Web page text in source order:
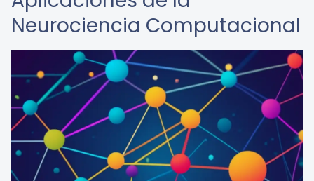
Neurociencia Computacional